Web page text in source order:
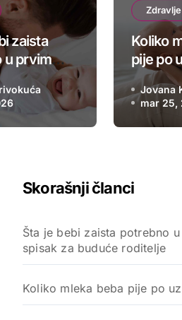
bebi zaista
– spisak
Jovana Krivokuća
zaista
u prvim
– spisak
roditelje
Koliko
pije po
Jovana
mar 25,
Skorašnji članci
Šta je bebi zaista potrebno
spisak za buduće roditelje
Koliko mleka beba pije po